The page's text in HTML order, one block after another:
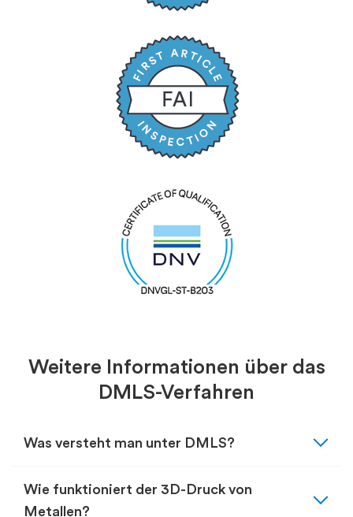
Weitere Informationen über das
DMLS-Verfahren
Was versteht man unter DMLS? expand_more
Wie funktioniert der 3D-Druck von
Metallen?
expand_more